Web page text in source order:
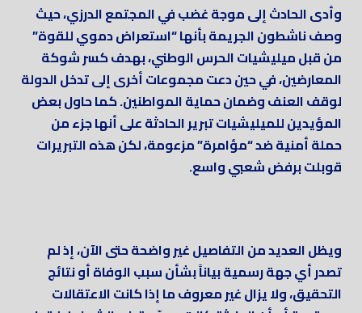
وأدى الحادث إلى موجة غضب في المجتمع الدرزي، حيث
وصف ناشطون الجريمة بأنها “استعراض دموي للقوة”
من قبل ميليشيات الحرس الوطني، بهدف كسر شوكة
المعارضين، في حين دعت مجموعات أخرى إلى تدخل الدولة
لوقف العنف وضمان حماية المواطنين. كما حاول بعض
المؤيدين للميليشيات تبرير الحادثة على أنها جزء من
حملة أمنية ضد “مؤامرة” مزعومة، لكن هذه التبريرات
قوبلت برفض شعبي واسع.
ويظل العديد من التفاصيل غير واضحة حتى الآن، إذ لم
تصدر أي جهة رسمية بياناً بشأن سبب الوفاة أو نتائج
التحقيق، ولا يزال غير معروف ما إذا كانت الاعتقالات